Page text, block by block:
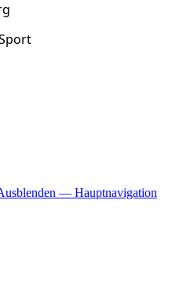
— Hauptnavigation